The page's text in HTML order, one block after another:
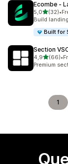
Ecombe ‑
5,0de 5(32)
32 total de
•
Build
Built for
Section
4,9de 5(66)
66 total de•
Premium
1